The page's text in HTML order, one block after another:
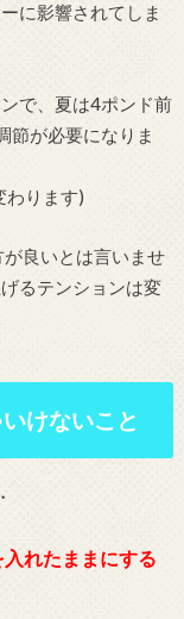
に影響されてしま
で、夏は4ポンド前
節が必要になりま
わります)
良いとは言いませ
るテンションは変
けないこと
れたままにする